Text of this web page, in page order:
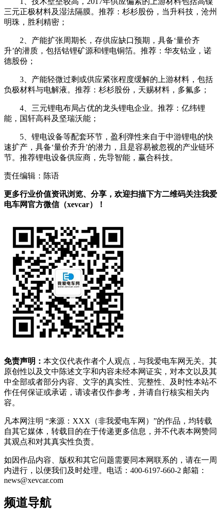
三元正极材料及湿法隔膜。推荐：杉杉股份，当升科技，沧州
明珠，胜利精密；
2、产能扩张周期长，存供应缺口预期，具备‘量价齐
升’的潜质，包括钴锂矿源和锂电铜箔。推荐：华友钴业，诺
德股份；
3、产能轻微过剩或供应紧张程度缓解的上游材料，包括
负极材料与电解液。推荐：杉杉股份，天赐材料，多氟多；
4、三元锂电布局占优的龙头锂电企业。推荐：亿纬锂
能，国轩高科及坚瑞沃能；
5、锂电设备等配套环节，盈利弹性来自于中游锂电的快
速扩产，具备‘量价齐升’的潜力，且是容易被忽视的产业链环
节。推荐锂电设备供应商，先导智能，赢合科技。
责任编辑：陈语
更多行业价值资讯浏览、分享，欢迎扫描下方二维码关注我爱
电车网官方微信（xevcar）！
免责声明： 本文仅代表作者个人观点，与我爱电车网无关。其
原创性以及文中陈述文字和内容未经本网证实，对本文以及其
中全部或者部分内容、文字的真实性、完整性、及时性本站不
作任何保证或承诺，请读者仅作参考，并请自行核实相关内
容。
凡本网注明 “来源：XXX（非我爱电车网）”的作品，均转载
自其它媒体，转载目的在于传递更多信息，并不代表本网赞同
其观点和对其真实性负责。
如因作品内容、版权和其它问题需要同本网联系的，请在一周
内进行，以便我们及时处理。电话：400-6197-660-2 邮箱：
news@xevcar.com
频道导航